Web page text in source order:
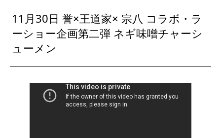
11月30日 誉×王道家× 宗八 コラボ・ラ
ーショー企画第二弾 ネギ味噌チャーシ
ューメン